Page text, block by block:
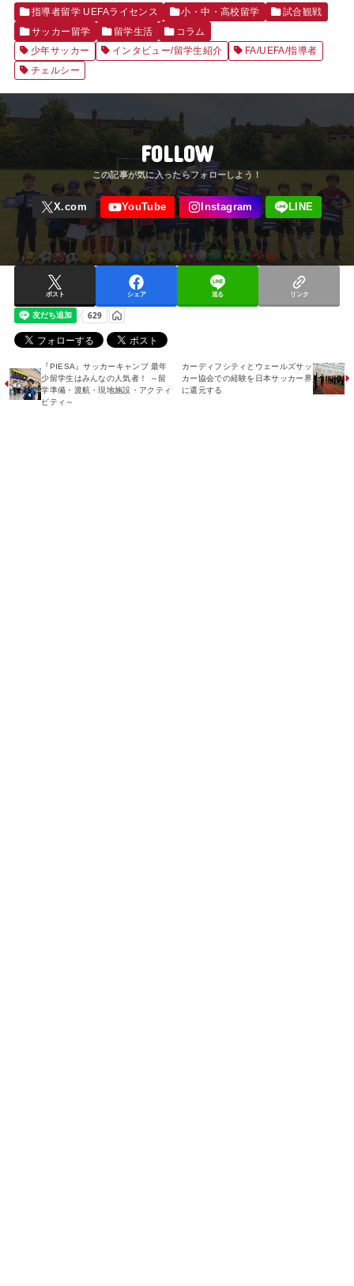
指導者留学 UEFAライセンス 小・中・高校留学
試合観戦
サッカー留学
留学生活
コラム
少年サッカー
インタビュー/留学生紹介
FA/UEFA/指導者
チェルシー
FOLLOW
ポスト シェア 送る リンク
『PIESA』サッカーキャンプ 最年
少留学生はみんなの人気者！ ～留
学準備・渡航・現地施設・アクティ
ビティ～
カーディフシティとウェールズサッ
カー協会での経験を日本サッカー界
に還元する